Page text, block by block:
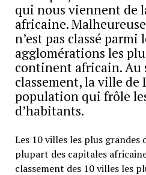
qui nous viennent de
africaine.
n’est pas classé parmi
agglomérations les
continent africain. Au
classement, la ville de
population qui frôle
d’habitants.
Les 10 villes les plus grandes
plupart des capitales
classement des 10 villes les